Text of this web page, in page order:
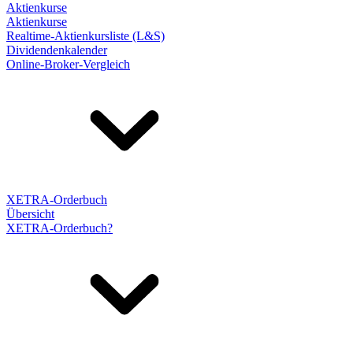
Aktienkurse
Aktienkurse
Realtime-Aktienkursliste (L&S)
Dividendenkalender
Online-Broker-Vergleich
XETRA-Orderbuch
Übersicht
XETRA-Orderbuch?